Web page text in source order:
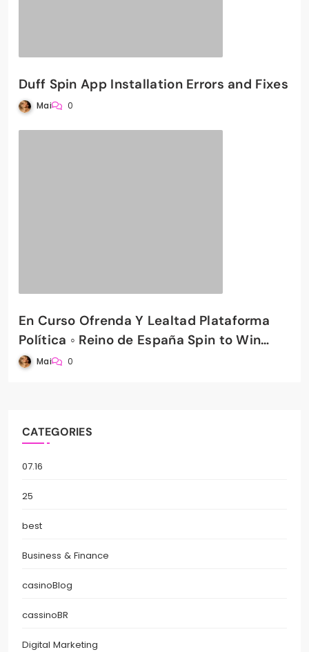
Duff Spin App Installation Errors and Fixes
Mai 0
En Curso Ofrenda Y Lealtad Plataforma
Política ◦ Reino de España Spin to Win
PradaBet Casino
Mai 0
CATEGORIES
07.16
25
best
Business & Finance
casinoBlog
cassinoBR
Digital Marketing